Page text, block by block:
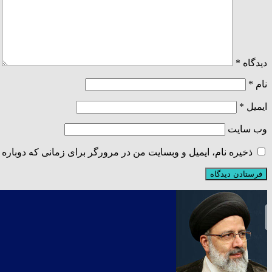
دیدگاه *
نام *
ایمیل *
وب‌ سایت
ذخیره نام، ایمیل و وبسایت من در مرورگر برای زمانی که